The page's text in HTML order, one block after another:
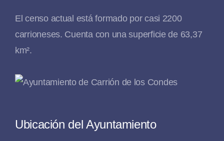
El censo actual está formado por casi 2200
carrioneses. Cuenta con una superficie de 63,37
km².
Ubicación del Ayuntamiento